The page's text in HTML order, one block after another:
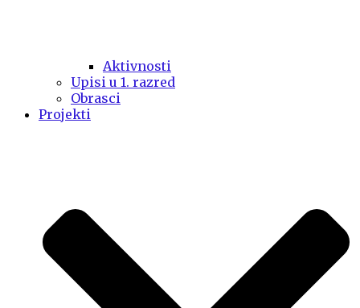
Aktivnosti
Upisi u 1. razred
Obrasci
Projekti